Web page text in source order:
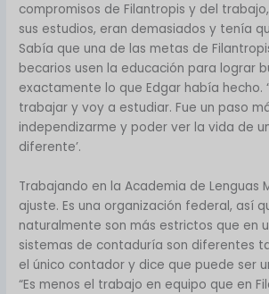
compromisos de Filantropis y del
sus estudios, eran demasiados y tenía
Sabía que una de las metas de
becarios usen la educación para lograr
exactamente lo que Edgar había hecho.
trabajar y voy a estudiar. Fue un paso
independizarme y poder ver la vida de
diferente’.
Trabajando en la Academia de Lenguas
ajuste. Es una organización federal, así
naturalmente son más estrictos que en
sistemas de contaduría son diferentes
el único contador y dice que puede ser
“Es menos el trabajo en equipo que en